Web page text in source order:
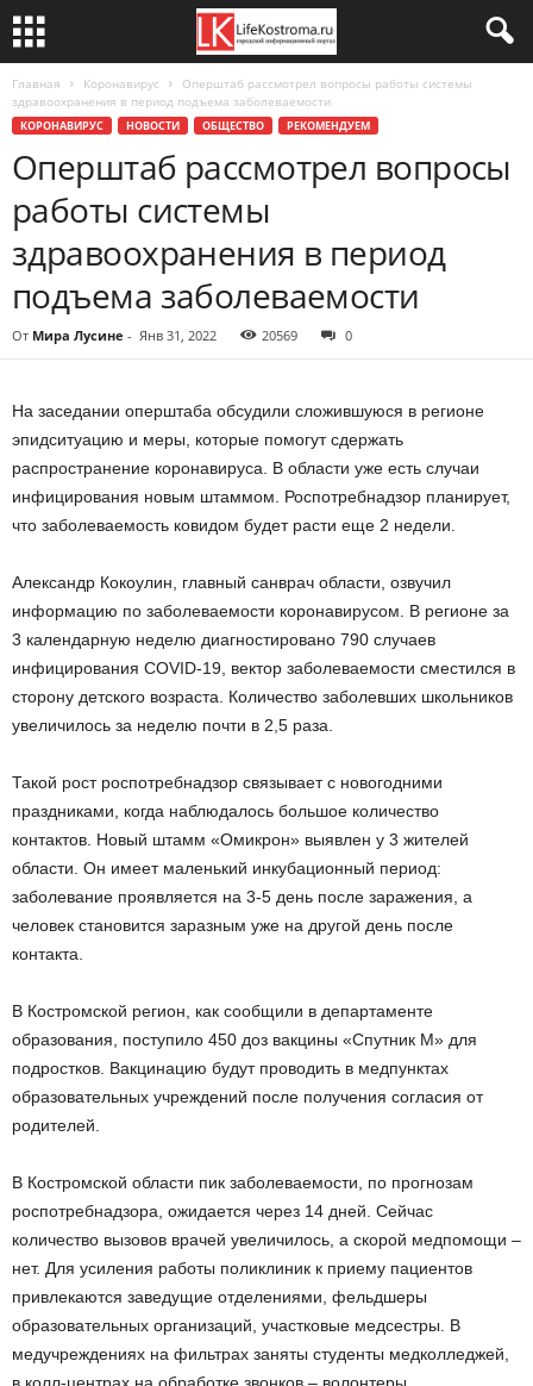
Главная Коронавирус
Оперштаб рассмотрел вопросы работы системы
здравоохранения в период подъема заболеваемости
КОРОНАВИРУС НОВОСТИ ОБЩЕСТВО РЕКОМЕНДУЕМ
Оперштаб рассмотрел вопросы
работы системы
здравоохранения в период
подъема заболеваемости
От Мира Лусине - Янв 31, 2022 20569 0
На заседании оперштаба обсудили сложившуюся в регионе
эпидситуацию и меры, которые помогут сдержать
распространение коронавируса. В области уже есть случаи
инфицирования новым штаммом. Роспотребнадзор планирует,
что заболеваемость ковидом будет расти еще 2 недели.
Александр Кокоулин, главный санврач области, озвучил
информацию по заболеваемости коронавирусом. В регионе за
3 календарную неделю диагностировано 790 случаев
инфицирования COVID-19, вектор заболеваемости сместился в
сторону детского возраста. Количество заболевших школьников
увеличилось за неделю почти в 2,5 раза.
Такой рост роспотребнадзор связывает с новогодними
праздниками, когда наблюдалось большое количество
контактов. Новый штамм «Омикрон» выявлен у 3 жителей
области. Он имеет маленький инкубационный период:
заболевание проявляется на 3-5 день после заражения, а
человек становится заразным уже на другой день после
контакта.
В Костромской регион, как сообщили в департаменте
образования, поступило 450 доз вакцины «Спутник М» для
подростков. Вакцинацию будут проводить в медпунктах
образовательных учреждений после получения согласия от
родителей.
В Костромской области пик заболеваемости, по прогнозам
роспотребнадзора, ожидается через 14 дней. Сейчас
количество вызовов врачей увеличилось, а скорой медпомощи –
нет. Для усиления работы поликлиник к приему пациентов
привлекаются заведущие отделениями, фельдшеры
образовательных организаций, участковые медсестры. В
медучреждениях на фильтрах заняты студенты медколледжей,